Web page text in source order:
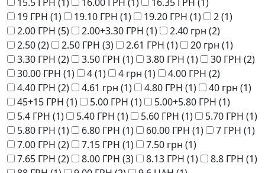
19 ГРН (1) 19.10 ГРН (1) 19.20 ГРН (1) 2(1)
2.00 ГРН (5) 2.00+3.30 ГРН (1) 2.40 грн (2)
2.50(2) 2.50 ГРН (3) 2.61 ГРН (1) 20 грн (1)
3.30 ГРН (2) 3.50 ГРН (1) 3.80 ГРН (1) 30 ГРН (2)
30.00 ГРН (1) 4(1) 4 грн (1) 4.00 ГРН (2)
4.40 ГРН (2) 4.61 грн (1) 4.80 ГРН (1) 40 грн (1)
45+15 ГРН (1) 5.00 ГРН (1) 5.00+5.80 ГРН (1)
5.4 ГРН (1) 5.40 ГРН (1) 5.60 ГРН (1) 5.70 ГРН (1)
5.80 ГРН (1) 6.80 ГРН (1) 60.00 ГРН (1) 7 ГРН (1)
7.00 ГРН (2) 7.15 ГРН (1) 7.50 грн (1)
7.65 ГРН (2) 8.00 ГРН (3) 8.13 ГРН (1) 8.8 ГРН (1)